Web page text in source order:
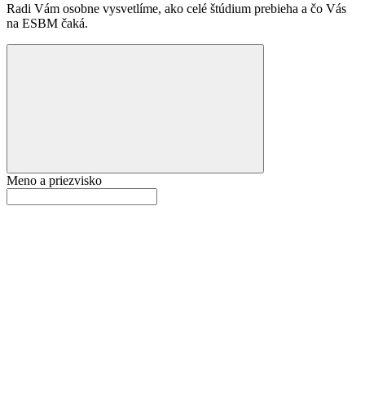
Radi Vám osobne vysvetlíme, ako celé štúdium prebieha a čo Vás
na ESBM čaká.
Meno a priezvisko